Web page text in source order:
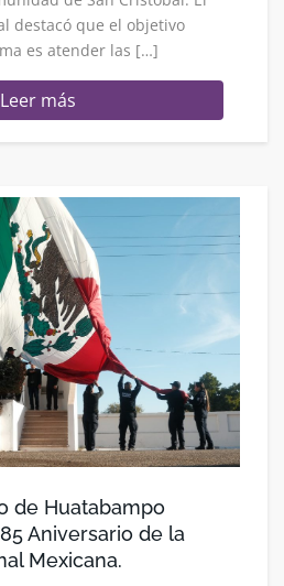
destacó que el objetivo
es atender las […]
Leer más
de Huatabampo
Aniversario de la
Mexicana.